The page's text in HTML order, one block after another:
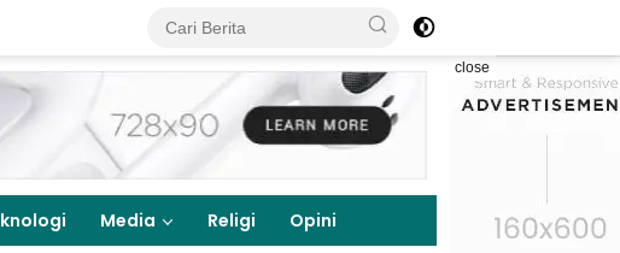
close
Media Religi Opini